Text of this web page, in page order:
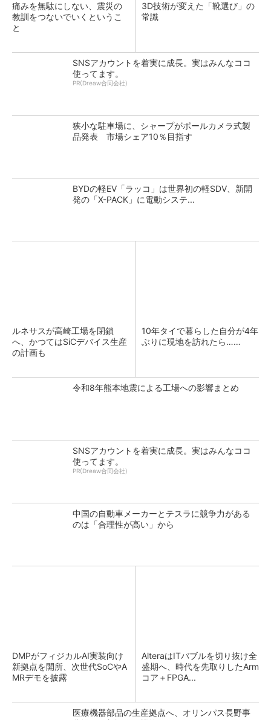
痛みを無駄にしない、震災の
教訓をつないでいくというこ
と
3D技術が変えた「靴選び」の
常識
SNSアカウントを着実に成長。実はみんなココ
使ってます。
PR(Dreaw合同会社)
狭小な駐車場に、シャープがポールカメラ式製
品発表 市場シェア10％目指す
BYDの軽EV「ラッコ」は世界初の軽SDV、新開
発の「X-PACK」に電動システ...
ルネサスが高崎工場を閉鎖
へ、かつてはSiCデバイス生産
の計画も
10年タイで暮らした自分が4年
ぶりに現地を訪れたら……
令和8年熊本地震による工場への影響まとめ
SNSアカウントを着実に成長。実はみんなココ
使ってます。
PR(Dreaw合同会社)
中国の自動車メーカーとテスラに競争力がある
のは「合理性が高い」から
DMPがフィジカルAI実装向け
新拠点を開所、次世代SoCやA
MRデモを披露
AlteraはITバブルを切り抜け全
盛期へ、時代を先取りしたArm
コア＋FPGA...
医療機器部品の生産拠点へ、オリンパス長野事